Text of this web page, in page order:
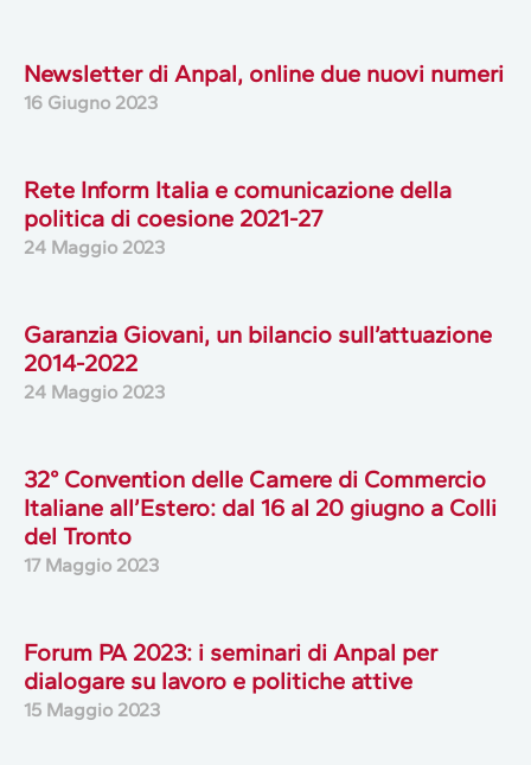
Newsletter di Anpal, online due nuovi numeri
16 Giugno 2023
Rete Inform Italia e comunicazione della
politica di coesione 2021-27
24 Maggio 2023
Garanzia Giovani, un bilancio sull’attuazione
2014-2022
24 Maggio 2023
32° Convention delle Camere di Commercio
Italiane all’Estero: dal 16 al 20 giugno a Colli
del Tronto
17 Maggio 2023
Forum PA 2023: i seminari di Anpal per
dialogare su lavoro e politiche attive
15 Maggio 2023